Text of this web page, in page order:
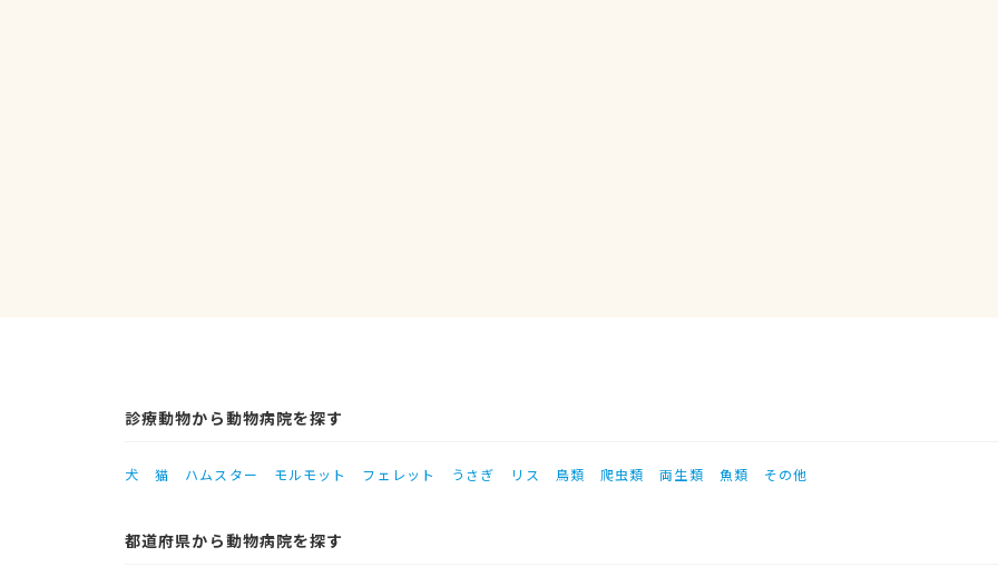
診療動物から動物病院を探す
犬 猫 ハムスター モルモット フェレット うさぎ リス 鳥類 爬虫類 両生類 魚類 その他
都道府県から動物病院を探す